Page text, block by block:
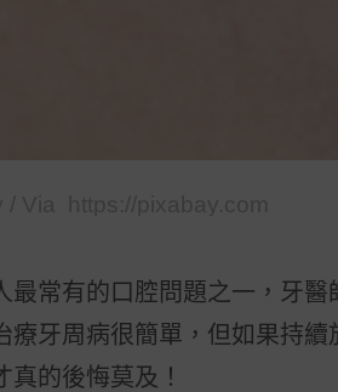
最常有的口腔問題之一，牙
療牙周病很簡單，但如果持
真的後悔莫及！